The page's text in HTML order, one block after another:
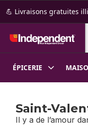
Passer au contenu principal
Passer au pied de page
💪 Livraisons gratuites
ÉPICERIE
Saint-
Il y a de l’amour